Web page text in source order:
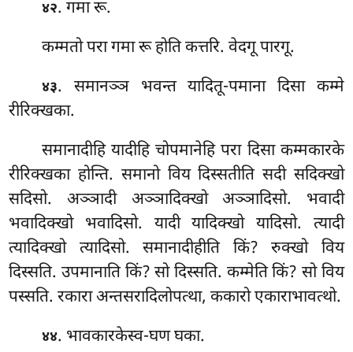
४२. गमा रू.
कम्मतो परा गमा रू होति कत्तरि. वेदगू पारगू.
४३. समानञ्ञ भवन्त यादितू-पमाना दिसा कम्मे
रीरिक्खका.
समानादीहि यादीहि चोपमानेहि परा दिसा कम्मकारके
रीरिक्खका होन्ति. समानो विय दिस्सतीति सदी सदिक्खो
सदिसो. अञ्ञादी अञ्ञादिक्खो अञ्ञादिसो. भवादी
भवादिक्खो भवादिसो. यादी यादिक्खो यादिसो. त्यादी
त्यादिक्खो त्यादिसो. समानादीहीति किं? रुक्खो विय
दिस्सति. उपमानाति किं? सो दिस्सति. कम्मेति किं? सोविय
पस्सति. रकारा अन्तसरादिलोपत्था, ककारो एकाराभावत्थो.
४४. भावकारकेस्व-घण घका.